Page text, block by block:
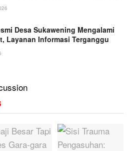
Desa Sukawening Mengalami
Layanan Informasi Terganggu